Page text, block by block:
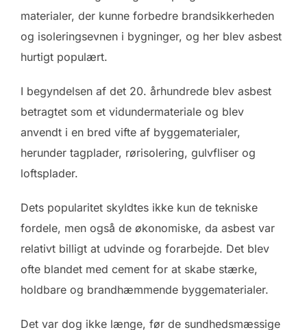
materialer, der kunne forbedre brandsikkerheden
og isoleringsevnen i bygninger, og her blev asbest
hurtigt populært.
I begyndelsen af det 20. århundrede blev asbest
betragtet som et vidundermateriale og blev
anvendt i en bred vifte af byggematerialer,
herunder tagplader, rørisolering, gulvfliser og
loftsplader.
Dets popularitet skyldtes ikke kun de tekniske
fordele, men også de økonomiske, da asbest var
relativt billigt at udvinde og forarbejde. Det blev
ofte blandet med cement for at skabe stærke,
holdbare og brandhæmmende byggematerialer.
Det var dog ikke længe, før de sundhedsmæssige